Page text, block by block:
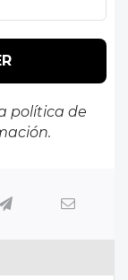
política de